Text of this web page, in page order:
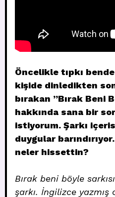
Öncelikle tıpkı
kişide dinledikten
bırakan ”Bırak Beni
hakkında sana bir
istiyorum. Şarkı
duygular
neler hissettin?
Bırak beni böyle
şarkı. İngilizce yazmış